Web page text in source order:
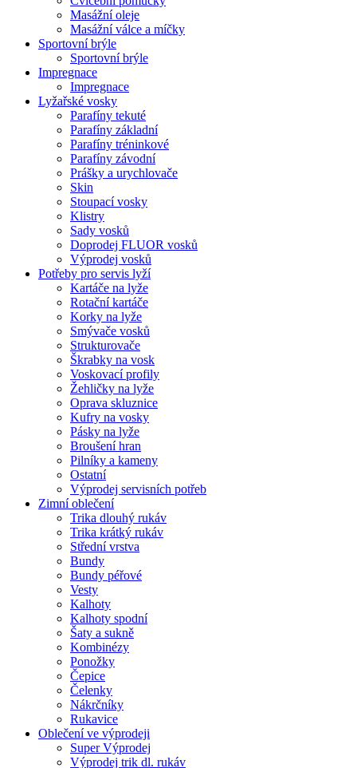
Masážní oleje
Masážní válce a míčky
Sportovní brýle
Sportovní brýle
Impregnace
Impregnace
Lyžařské vosky
Parafíny tekuté
Parafíny základní
Parafíny tréninkové
Parafíny závodní
Prášky a urychlovače
Skin
Stoupací vosky
Klistry
Sady vosků
Doprodej FLUOR vosků
Výprodej vosků
Potřeby pro servis lyží
Kartáče na lyže
Rotační kartáče
Korky na lyže
Smývače vosků
Strukturovače
Škrabky na vosk
Voskovací profily
Žehličky na lyže
Oprava skluznice
Kufry na vosky
Pásky na lyže
Broušení hran
Pilníky a kameny
Ostatní
Výprodej servisních potřeb
Zimní oblečení
Trika dlouhý rukáv
Trika krátký rukáv
Střední vrstva
Bundy
Bundy péřové
Vesty
Kalhoty
Kalhoty spodní
Šaty a sukně
Kombinézy
Ponožky
Čepice
Čelenky
Nákrčníky
Rukavice
Oblečení ve výprodeji
Super Výprodej
Výprodej trik dl. rukáv